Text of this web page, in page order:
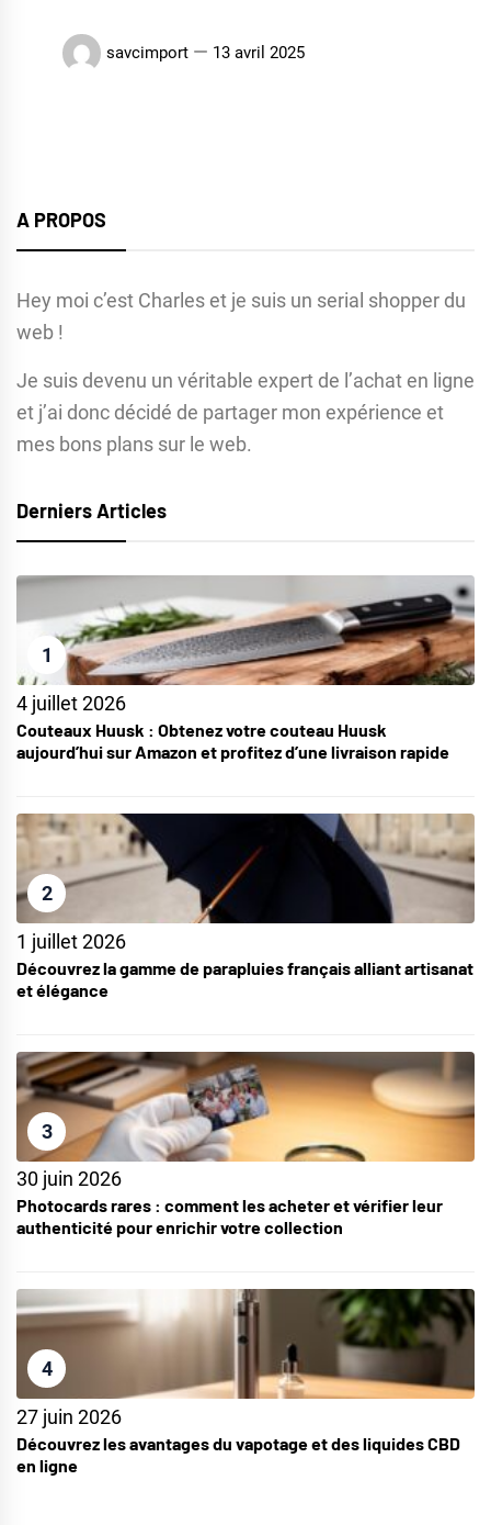
savcimport 13 avril 2025
A PROPOS
Hey moi c’est Charles et je suis un serial shopper du
web !
Je suis devenu un véritable expert de l’achat en ligne
et j’ai donc décidé de partager mon expérience et
mes bons plans sur le web.
Derniers Articles
1
4 juillet 2026
Couteaux Huusk : Obtenez votre couteau Huusk
aujourd’hui sur Amazon et profitez d’une livraison rapide
2
1 juillet 2026
Découvrez la gamme de parapluies français alliant artisanat
et élégance
3
30 juin 2026
Photocards rares : comment les acheter et vérifier leur
authenticité pour enrichir votre collection
4
27 juin 2026
Découvrez les avantages du vapotage et des liquides CBD
en ligne